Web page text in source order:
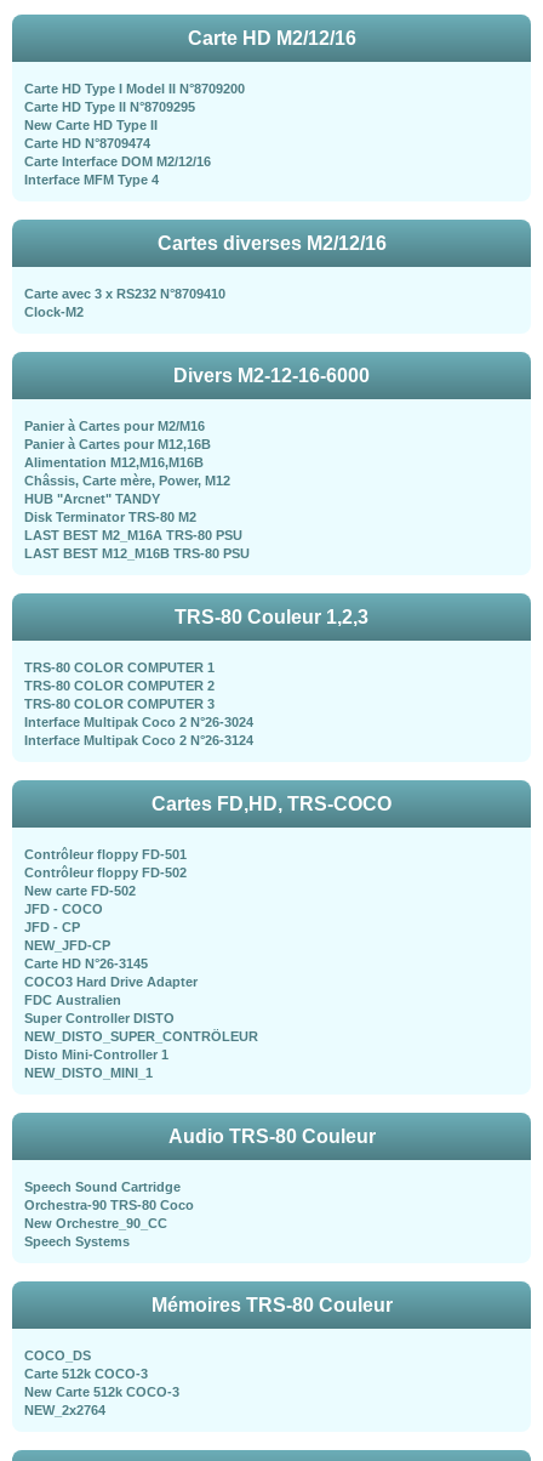
Carte HD M2/12/16
Carte HD Type I Model II N°8709200
Carte HD Type II N°8709295
New Carte HD Type II
Carte HD N°8709474
Carte Interface DOM M2/12/16
Interface MFM Type 4
Cartes diverses M2/12/16
Carte avec 3 x RS232 N°8709410
Clock-M2
Divers M2-12-16-6000
Panier à Cartes pour M2/M16
Panier à Cartes pour M12,16B
Alimentation M12,M16,M16B
Châssis, Carte mère, Power, M12
HUB "Arcnet" TANDY
Disk Terminator TRS-80 M2
LAST BEST M2_M16A TRS-80 PSU
LAST BEST M12_M16B TRS-80 PSU
TRS-80 Couleur 1,2,3
TRS-80 COLOR COMPUTER 1
TRS-80 COLOR COMPUTER 2
TRS-80 COLOR COMPUTER 3
Interface Multipak Coco 2 N°26-3024
Interface Multipak Coco 2 N°26-3124
Cartes FD,HD, TRS-COCO
Contrôleur floppy FD-501
Contrôleur floppy FD-502
New carte FD-502
JFD - COCO
JFD - CP
NEW_JFD-CP
Carte HD N°26-3145
COCO3 Hard Drive Adapter
FDC Australien
Super Controller DISTO
NEW_DISTO_SUPER_CONTRÖLEUR
Disto Mini-Controller 1
NEW_DISTO_MINI_1
Audio TRS-80 Couleur
Speech Sound Cartridge
Orchestra-90 TRS-80 Coco
New Orchestre_90_CC
Speech Systems
Mémoires TRS-80 Couleur
COCO_DS
Carte 512k COCO-3
New Carte 512k COCO-3
NEW_2x2764